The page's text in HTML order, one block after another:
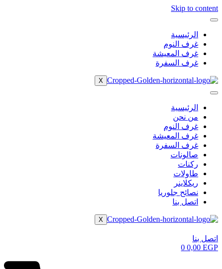
Skip to content
الرئيسية
غرف النوم
غرف المعيشة
غرف السفرة
X
الرئيسية
من نحن
غرف النوم
غرف المعيشة
غرف السفرة
صالونات
ركنات
طاولات
ريكلاينر
نصائح جلوريا
اتصل بنا
X
اتصل بنا
0,00 EGP
0